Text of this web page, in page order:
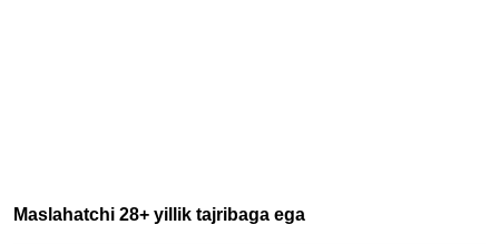
Maslahatchi 28+ yillik tajribaga ega